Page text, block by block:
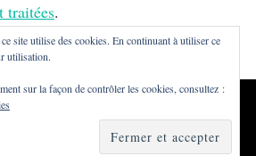
traitées.
WordPress
site utilise des cookies. En continuant à utiliser ce
utilisation.
sur la façon de contrôler les cookies, consultez :